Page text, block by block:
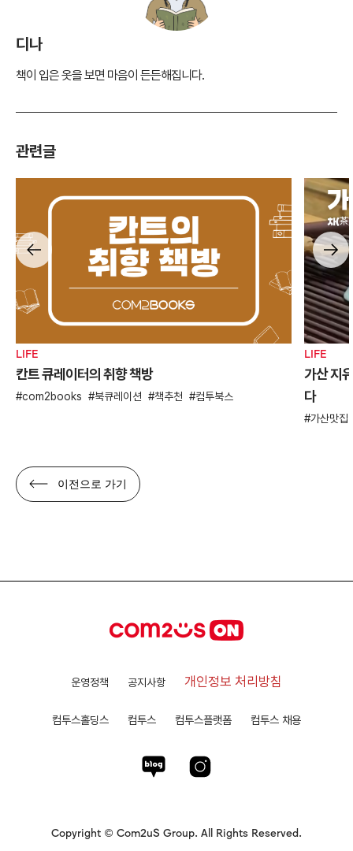
디나
책이 입은 옷을 보면 마음이 든든해집니다.
관련글
LIFE
칸트 큐레이터의 취향 책방
com2books 북큐레이션 책추천 컴투북스
LIFE
가산 지
다
가산맛집
이전으로 가기
운영정책 공지사항 개인정보 처리방침
컴투스홀딩스 컴투스 컴투스플랫폼 컴투스 채용
Copyright © Com2uS Group. All Rights Reserved.